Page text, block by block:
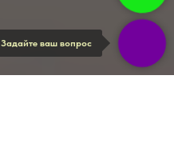
Задайте ваш вопрос